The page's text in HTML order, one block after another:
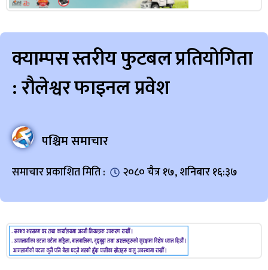
क्याम्पस स्तरीय फुटबल प्रतियोगिता
: रौलेश्वर फाइनल प्रवेश
पश्चिम समाचार
समाचार प्रकाशित मिति : २०८० चैत्र १७, शनिबार १६:३७